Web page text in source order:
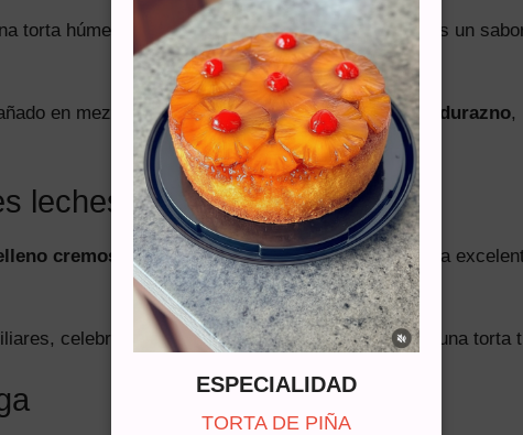
torta húmeda, cremosa y fresca, perfecta si buscas un
en mezcla de tres leches, relleno concrema y durazno,
leches?
cremoso yduraznos suaves, por lo que es una
celebraciones en casa o para sorprender con una
ESPECIALIDAD
TORTA DE PIÑA